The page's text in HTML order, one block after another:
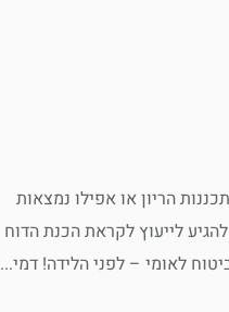
הריון או אפילו נמצאות
לייעוץ לקראת הכנת הדוח
לאומי – לפני הלידה! דמי...